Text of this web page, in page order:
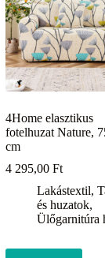
4Home elasztikus
fotelhuzat Nature,
cm
4 295,00Ft
Lakástextil,
és huzatok,
Ülőgarnitúra